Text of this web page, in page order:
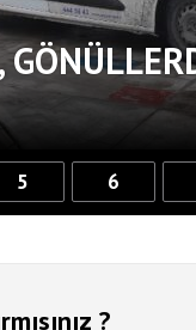
5 6
?